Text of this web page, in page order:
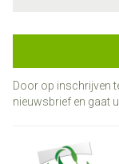
Door op inschrijven
nieuwsbrief en gaat